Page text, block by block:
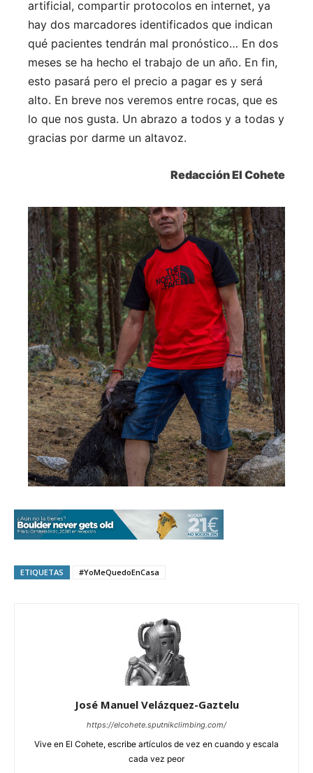
artificial, compartir protocolos en internet, ya
hay dos marcadores identificados que indican
qué pacientes tendrán mal pronóstico… En dos
meses se ha hecho el trabajo de un año. En fin,
esto pasará pero el precio a pagar es y será
alto. En breve nos veremos entre rocas, que es
lo que nos gusta. Un abrazo a todos y a todas y
gracias por darme un altavoz.
Redacción El Cohete
ETIQUETAS #YoMeQuedoEnCasa
José Manuel Velázquez-Gaztelu
https://elcohete.sputnikclimbing.com/
Vive en El Cohete, escribe artículos de vez en cuando y escala
cada vez peor